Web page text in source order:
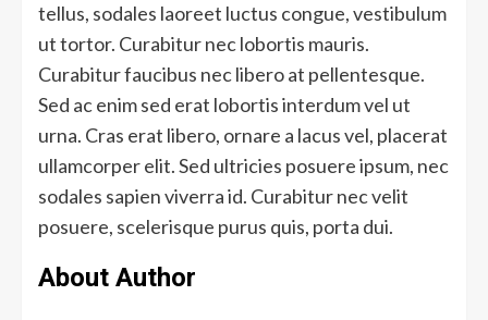
tellus, sodales laoreet luctus congue, vestibulum
ut tortor. Curabitur nec lobortis mauris.
Curabitur faucibus nec libero at pellentesque.
Sed ac enim sed erat lobortis interdum vel ut
urna. Cras erat libero, ornare a lacus vel, placerat
ullamcorper elit. Sed ultricies posuere ipsum, nec
sodales sapien viverra id. Curabitur nec velit
posuere, scelerisque purus quis, porta dui.
About Author